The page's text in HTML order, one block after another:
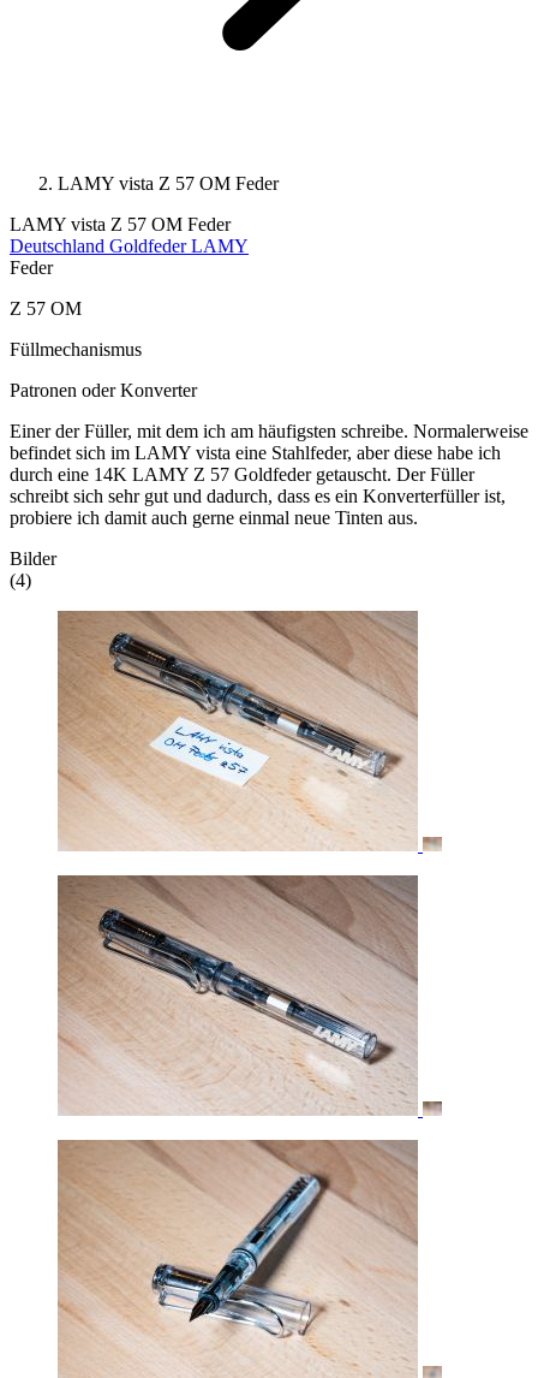
LAMY vista Z 57 OM Feder
LAMY vista Z 57 OM Feder
Deutschland Goldfeder LAMY
Feder
Z 57 OM
Füllmechanismus
Patronen oder Konverter
Einer der Füller, mit dem ich am häufigsten schreibe. Normalerweise
befindet sich im LAMY vista eine Stahlfeder, aber diese habe ich
durch eine 14K LAMY Z 57 Goldfeder getauscht. Der Füller
schreibt sich sehr gut und dadurch, dass es ein Konverterfüller ist,
probiere ich damit auch gerne einmal neue Tinten aus.
Bilder
(4)